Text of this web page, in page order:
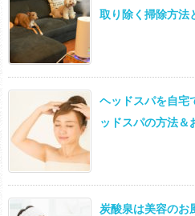
取り除く掃除方法
ヘッドスパを自宅
ッドスパの方法＆
炭酸泉は美容のお